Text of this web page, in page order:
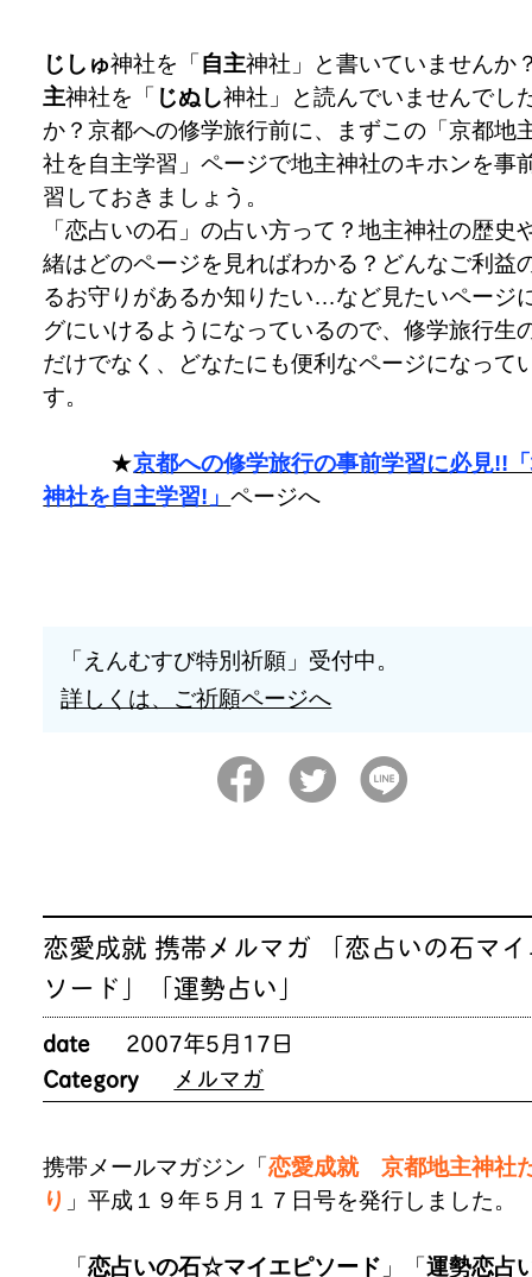
じしゅ神社を「自主神社」と書いていませんか
主神社を「 じぬし神社」と読んでいませんでし
か？京都への修学旅行前に、まずこの「京都地
社を自主学習」ページで地主神社のキホンを事
習しておきましょう。
「恋占いの石」の占い方って？地主神社の歴史
緒はどのページを見ればわかる？どんなご利益
るお守りがあるか知りたい…など見たいページ
グにいけるようになっているので、修学旅行生
だけでなく、どなたにも便利なページになって
す。
★京都への修学旅行の事前学習に必見!!
神社を自主学習!」ページへ
「えんむすび特別祈願」受付中。
詳しくは、ご祈願ページへ
恋愛成就 携帯メルマガ 「恋占いの石マ
ソード」「運勢占い」
date
2007年5月17日
Category
メルマガ
携帯メールマガジン「恋愛成就 京都地主神社
り 」平成１９年５月１７日号を発行しました。
「恋占いの石☆マイエピソード 」「運勢恋占